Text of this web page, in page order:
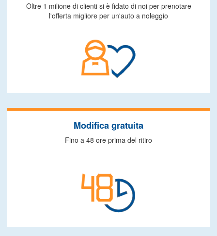
Oltre 1 milione di clienti si è fidato di noi per prenotare
l'offerta migliore per un'auto a noleggio
Modifica gratuita
Fino a 48 ore prima del ritiro